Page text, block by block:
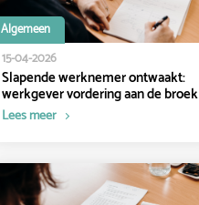
Algemeen
15-04-2026
Slapende werknemer ontwaakt:
werkgever vordering aan de broek
Lees meer